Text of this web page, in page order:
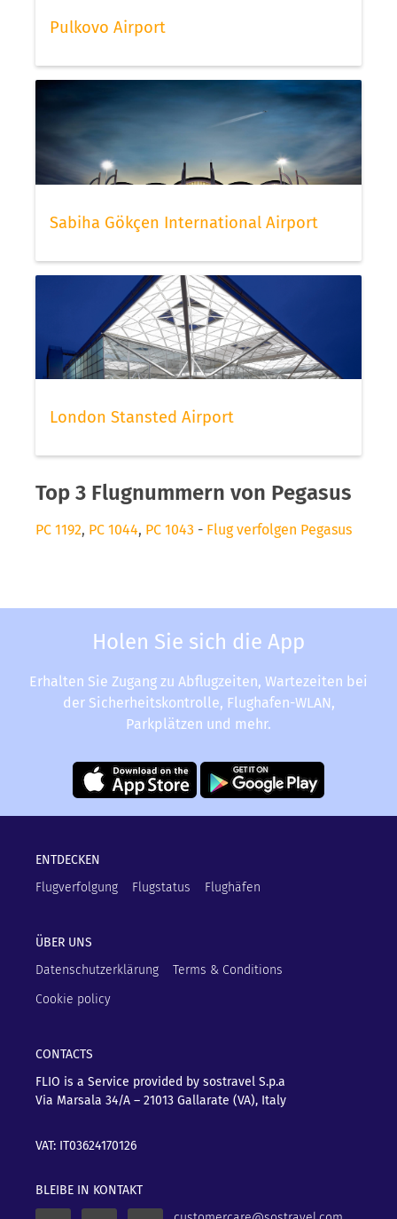
Pulkovo Airport
Sabiha Gökçen International Airport
London Stansted Airport
Top 3 Flugnummern von Pegasus
PC 1192, PC 1044, PC 1043 - Flug verfolgen Pegasus
Holen Sie sich die App
Erhalten Sie Zugang zu Abflugzeiten, Wartezeiten bei
der Sicherheitskontrolle, Flughafen-WLAN,
Parkplätzen und mehr.
ENTDECKEN
Flugverfolgung
Flugstatus Flughäfen
ÜBER UNS
Datenschutzerklärung
Terms & Conditions
Cookie policy
CONTACTS
FLIO is a Service provided by sostravel S.p.a
Via Marsala 34/A – 21013 Gallarate (VA), Italy
VAT: IT03624170126
BLEIBE IN KONTAKT